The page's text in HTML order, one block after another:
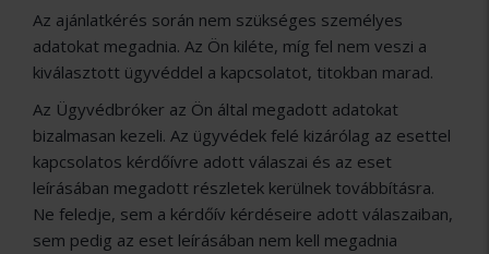
Az ajánlatkérés során nem szükséges személyes
adatokat megadnia. Az Ön kiléte, míg fel nem veszi a
kiválasztott ügyvéddel a kapcsolatot, titokban marad.
Az Ügyvédbróker az Ön által megadott adatokat
bizalmasan kezeli. Az ügyvédek felé kizárólag az esettel
kapcsolatos kérdőívre adott válaszai és az eset
leírásában megadott részletek kerülnek továbbításra.
Ne feledje, sem a kérdőív kérdéseire adott válaszaiban,
sem pedig az eset leírásában nem kell megadnia